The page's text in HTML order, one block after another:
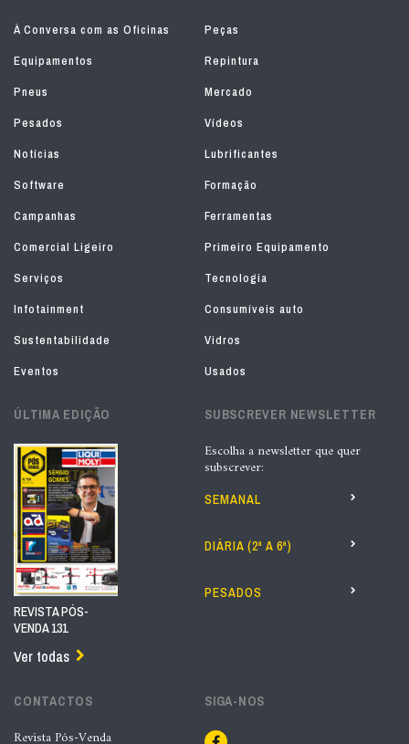
À Conversa com as Oficinas
Peças
Equipamentos
Repintura
Pneus
Mercado
Pesados
Vídeos
Notícias
Lubrificantes
Software
Formação
Campanhas
Ferramentas
Comercial Ligeiro
Primeiro Equipamento
Serviços
Tecnologia
Infotainment
Consumíveis auto
Sustentabilidade
Vidros
Eventos
Usados
ÚLTIMA EDIÇÃO
REVISTA PÓS-
VENDA 131
Ver todas
SUBSCREVER NEWSLETTER
Escolha a newsletter que quer
subscrever:
SEMANAL
DIÁRIA (2ª A 6ª)
PESADOS
CONTACTOS
Revista Pós-Venda
SIGA-NOS